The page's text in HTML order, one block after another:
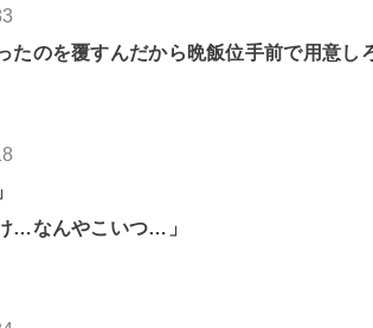
たのを覆すんだから晩飯位手前で用意し
…なんやこいつ…」